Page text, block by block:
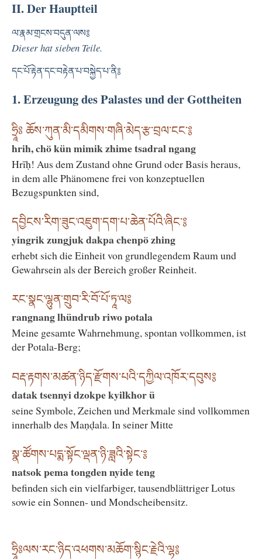
II. Der Hauptteil
ལ་རྣམ་གྲངས་བདུན་ལས༔
Dieser hat sieben Teile.
དང་པོ་རྟེན་དང་བརྟེན་པ་བསྐྱེད་པ་ནི༔
1. Erzeugung des Palastes und der Gottheiten
ཧྲཱིཿ ཆོས་ཀུན་མི་དམིགས་གཞི་མེད་རྩ་བྲལ་ངང་༔
hrih, chö kün mimik zhime tsadral ngang
Hrīḥ! Aus dem Zustand ohne Grund oder Basis heraus,
in dem alle Phänomene frei von konzeptuellen
Bezugspunkten sind,
དབྱིངས་རིག་ཟུང་འཇུག་དག་པ་ཆེན་པོའི་ཞིང་༔
yingrik zungjuk dakpa chenpö zhing
erhebt sich die Einheit von grundlegendem Raum und
Gewahrsein als der Bereich großer Reinheit.
རང་སྣང་ལྷུན་གྲུབ་རི་བོ་པོ་ཏཱ་ལ༔
rangnang lhündrub riwo potala
Meine gesamte Wahrnehmung, spontan vollkommen, ist
der Potala-Berg;
བརྡ་རྟགས་མཚན་ཉིད་རྫོགས་པའི་དཀྱིལ་འཁོར་དབུས༔
datak tsennyi dzokpe kyilkhor ü
seine Symbole, Zeichen und Merkmale sind vollkommen
innerhalb des Maṇḍala. In seiner Mitte
སྣ་ཚོགས་པདྨ་སྟོང་ལྡན་ཉི་ཟླའི་སྟེང་༔
natsok pema tongden nyide teng
befinden sich ein vielfarbiger, tausendblättriger Lotus
sowie ein Sonnen- und Mondscheibensitz.
ཧྲཱིཿལས་རང་ཉིད་འཕགས་མཆོག་སྙིང་རྗེའི་ལྷ༔